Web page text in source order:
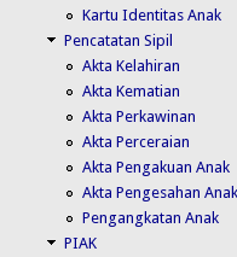
Kartu Identitas Anak
Pencatatan Sipil
Akta Kelahiran
Akta Kematian
Akta Perkawinan
Akta Perceraian
Akta Pengakuan Anak
Akta Pengesahan Anak
Pengangkatan Anak
PIAK